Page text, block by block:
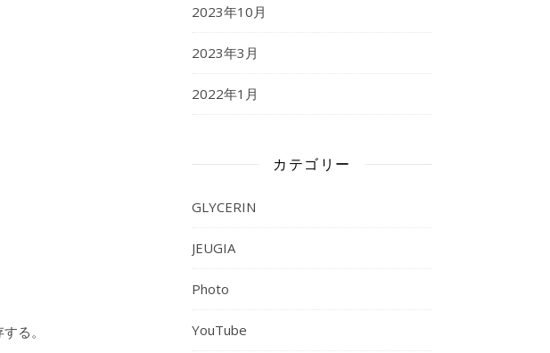
る。
2023年10月
2023年3月
2022年1月
カテゴリー
GLYCERIN
JEUGIA
Photo
YouTube